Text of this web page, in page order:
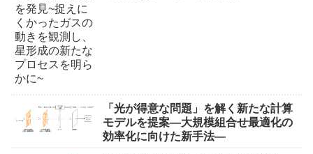
「光が得意な問題」を解く新たな計算
モデルを提案―大規模組合せ最適化の
効率化に向けた新手法―